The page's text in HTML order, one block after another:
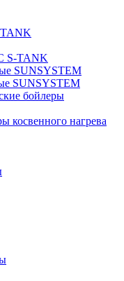
TANK
S-TANK
SUNSYSTEM
SUNSYSTEM
бойлеры
косвенного нагрева